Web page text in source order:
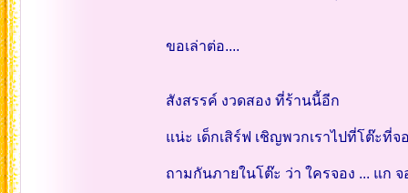
ขอเล่าต่อ....
สังสรรค์ งวดสอง ที่ร้านนี้อีก
แน่ะ เด็กเสิร์ฟ เชิญพวกเราไปที่โต๊ะที่จ
ถามกันภายในโต๊ะ ว่า ใครจอง ... แก จ